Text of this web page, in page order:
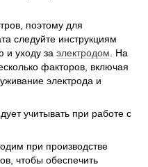
поэтому для
следуйте инструкциям
и уходу за электродом . На
факторов, включая
электрода и
учитывать при работе с
при производстве
чтобы обеспечить